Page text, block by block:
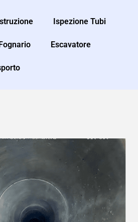
Ispezione Tubi
Escavatore